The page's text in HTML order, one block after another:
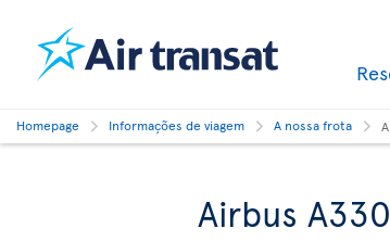
Homepage Informações de viagem A nossa frota
Airbus